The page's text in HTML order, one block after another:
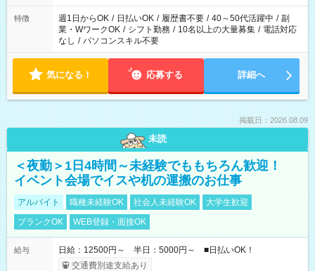
特徴 週1日からOK / 日払いOK / 履歴書不要 / 40～50代活躍中 / 副
業・WワークOK / シフト勤務 / 10名以上の大量募集 / 電話対応
なし / パソコンスキル不要
気になる！ 応募する 詳細へ
掲載日：2026.08.09
未読
＜夜勤＞1日4時間～未経験でももちろん歓迎！
イベント会場でイスや机の運搬のお仕事
アルバイト 職種未経験OK 社会人未経験OK
大学生歓迎
ブランクOK
WEB登録・面接OK
給与
日給：12500円～ 半日：5000円～ ■日払いOK！
交通費別途支給あり